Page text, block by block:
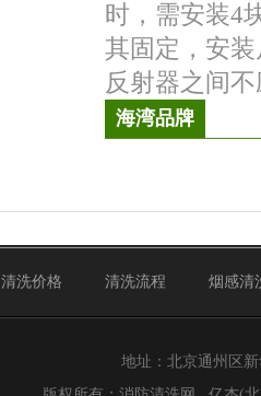
时，需安装4
其固定，安
反射器之间
海湾品牌
清洗价格 清洗流程 烟感清
地址：北京通州区